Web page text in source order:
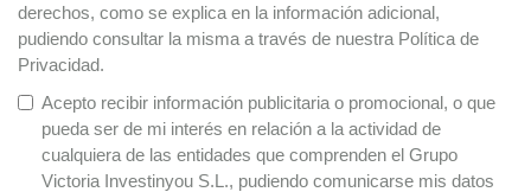
derechos, como se explica en la información adicional,
pudiendo consultar la misma a través de nuestra Política de
Privacidad.
Acepto recibir información publicitaria o promocional, o que
pueda ser de mi interés en relación a la actividad de
cualquiera de las entidades que comprenden el Grupo
Victoria Investinyou S.L., pudiendo comunicarse mis datos